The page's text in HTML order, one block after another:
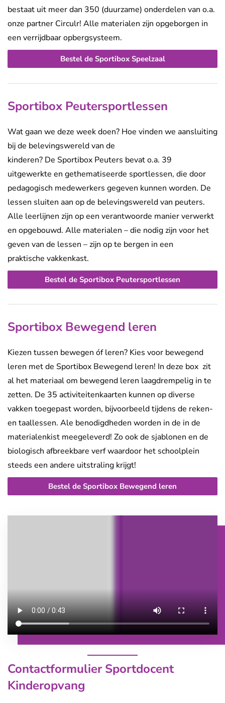
bestaat uit meer dan 350 (duurzame) onderdelen van o.a.
onze partner Circulr! Alle materialen zijn opgeborgen in
een verrijdbaar opbergsysteem.
Bestel de Sportibox Speelzaal
Sportibox Peutersportlessen
Wat gaan we deze week doen? Hoe vinden we aansluiting
bij de belevingswereld van de
kinderen? De Sportibox Peuters bevato.a. 39
uitgewerkte en gethematiseerde sportlessen, die door
pedagogisch medewerkers gegeven kunnen worden. De
lessen sluiten aan op de belevingswereld van peuters.
Alle leerlijnen zijn op een verantwoorde manier verwerkt
en opgebouwd. Alle materialen –die nodig zijn voor het
geven van de lessen – zijn op te bergen in een
praktische vakkenkast.
Bestel de Sportibox Peutersportlessen
Sportibox Bewegend leren
Kiezen tussen bewegen óf leren? Kies voor bewegend
leren met de Sportibox Bewegend leren! In deze box zit
al het materiaal om bewegend leren laagdrempelig in te
zetten. De 35 activiteitenkaarten kunnen op diverse
vakken toegepast worden, bijvoorbeeld tijdens de reken-
en taallessen. Ale benodigdheden worden in de in de
materialenkist meegeleverd! Zo ook de sjablonen en de
biologisch afbreekbare verf waardoor het schoolplein
steeds een andere uitstraling krijgt!
Bestel de Sportibox Bewegend leren
Contactformulier Sportdocent
Kinderopvang